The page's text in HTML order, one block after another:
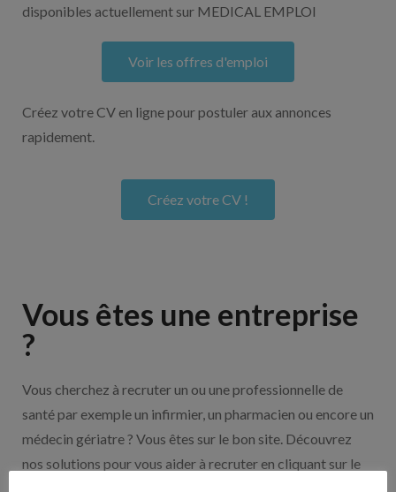
disponibles actuellement sur MEDICAL EMPLOI
Voir les offres d'emploi
Créez votre CV en ligne pour postuler aux annonces
rapidement.
Créez votre CV !
Vous êtes une entreprise
?
Vous cherchez à recruter un ou une professionnelle de
santé par exemple un infirmier, un pharmacien ou encore un
médecin gériatre ? Vous êtes sur le bon site. Découvrez
nos solutions pour vous aider à recruter en cliquant sur le